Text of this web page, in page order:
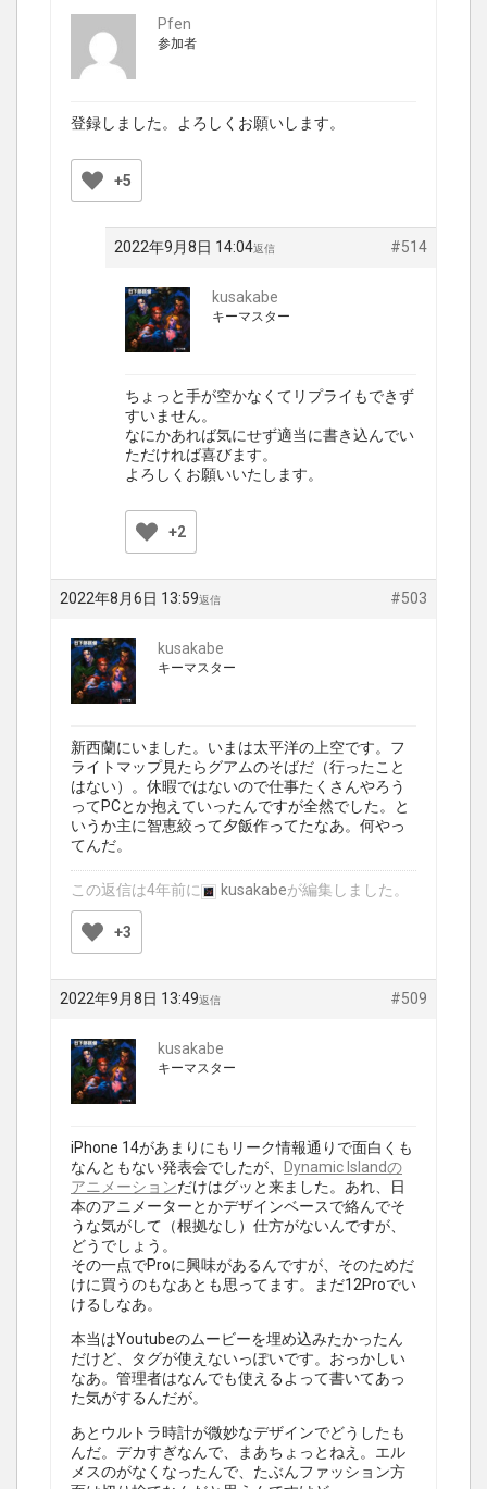
Pfen
参加者
登録しました。よろしくお願いします。
+5
2022年9月8日 14:04 #514
返信
kusakabe
キーマスター
ちょっと手が空かなくてリプライもできず
すいません。
なにかあれば気にせず適当に書き込んでい
ただければ喜びます。
よろしくお願いいたします。
+2
2022年8月6日 13:59 #503
返信
kusakabe
キーマスター
新西蘭にいました。いまは太平洋の上空です。フ
ライトマップ見たらグアムのそばだ（行ったこと
はない）。休暇ではないので仕事たくさんやろう
ってPCとか抱えていったんですが全然でした。と
いうか主に智恵絞って夕飯作ってたなあ。何やっ
てんだ。
この返信は4年前に kusakabeが編集しました。
+3
2022年9月8日 13:49 #509
返信
kusakabe
キーマスター
iPhone 14があまりにもリーク情報通りで面白くも
なんともない発表会でしたが、
Dynamic Islandの
アニメーションだけはグッと来ました。あれ、日
本のアニメーターとかデザインベースで絡んでそ
うな気がして（根拠なし）仕方がないんですが、
どうでしょう。
その一点でProに興味があるんですが、そのためだ
けに買うのもなあとも思ってます。まだ12Proでい
けるしなあ。
本当はYoutubeのムービーを埋め込みたかったん
だけど、タグが使えないっぽいです。おっかしい
なあ。管理者はなんでも使えるよって書いてあっ
た気がするんだが。
あとウルトラ時計が微妙なデザインでどうしたも
んだ。デカすぎなんで、まあちょっとねえ。エル
メスのがなくなったんで、たぶんファッション方